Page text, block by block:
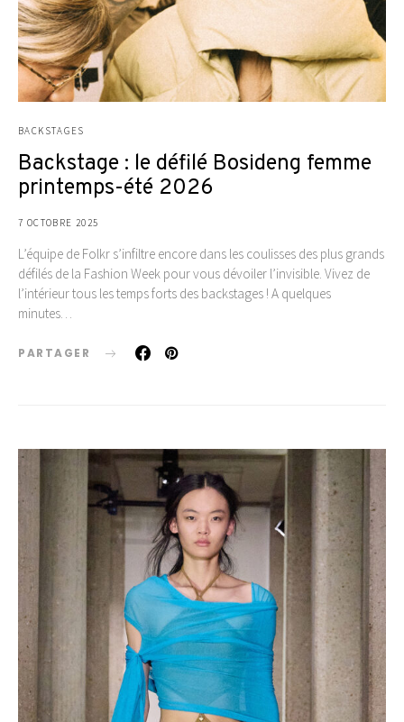
BACKSTAGES
Backstage : le défilé Bosideng femme
printemps-été 2026
7 OCTOBRE 2025
L’équipe de Folkr s’infiltre encore dans les coulisses des plus grands
défilés de la Fashion Week pour vous dévoiler l’invisible. Vivez de
l’intérieur tous les temps forts des backstages ! A quelques
minutes…
PARTAGER